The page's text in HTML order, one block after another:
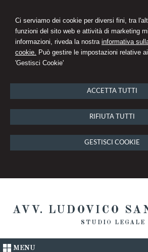
Ci serviamo dei cookie per diversi fini, tra
funzioni del sito web e attività di marketing
informazioni, riveda la nostra informativa
cookie. Può gestire le impostazioni relative
'Gestisci Cookie'
ACCETTA TUTTI
RIFIUTA TUTTI
GESTISCI COOKIE
AVV. LUDOVICO
STUDIO LEGALE
MENU